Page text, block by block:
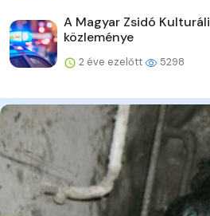
A Magyar Zsidó
közleménye
2 éve ezelőtt 5298